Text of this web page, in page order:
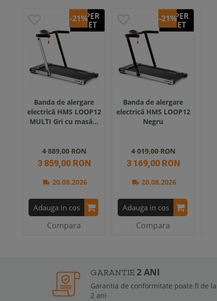
SUPER
PRET
-21%
Banda de alergare
electrică HMS LOOP12
MULTI Gri cu masă...
4 889,00 RON
3 859,00 RON
20.08.2026
Adauga in cos
Compara
SUPER
PRET
-21%
Banda de alergare
electrică HMS LOOP12
Negru
4 019,00 RON
3 169,00 RON
20.08.2026
Adauga in cos
Compara
GARANTIE2 ANI
Garantia de conformitate poate fi de la 6 luni la
2 ani